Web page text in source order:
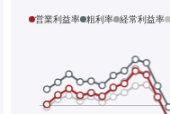
営業利益率 粗利率 経常利益率